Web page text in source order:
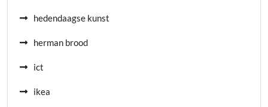
hedendaagse kunst
herman brood
ict
ikea